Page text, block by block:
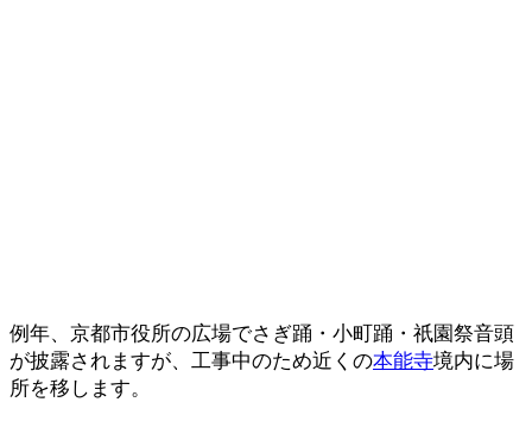
例年、京都市役所の広場でさぎ踊・小町踊・祇園祭音頭
が披露されますが、工事中のため近くの本能寺境内に場
所を移します。